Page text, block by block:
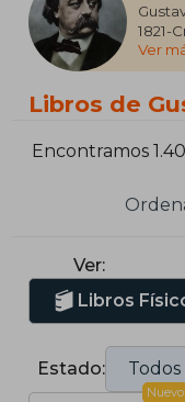
1821-
cuyo
Ver
Libros de
Encontramos
Ver:
Libros
Estado: Todos
Nuevo